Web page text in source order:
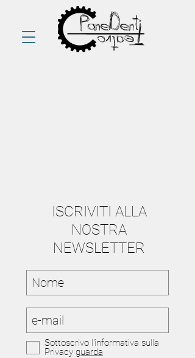
ISCRIVITI ALLA
NOSTRA
NEWSLETTER
Sottoscrivo l'informativa sulla
Privacy guarda